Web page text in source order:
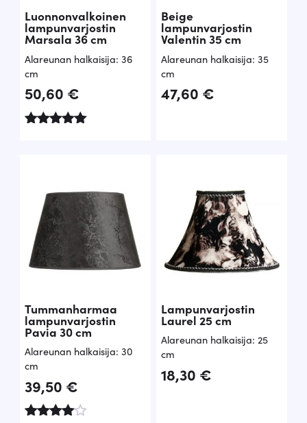
Luonnonvalkoinen
lampunvarjostin
Marsala 36 cm
Alareunan halkaisija: 36
cm
50,60 €
Beige
lampunvarjostin
Valentin 35 cm
Alareunan halkaisija: 35
cm
47,60 €
Tummanharmaa
lampunvarjostin
Pavia 30 cm
Alareunan halkaisija: 30
cm
39,50 €
Lampunvarjostin
Laurel 25 cm
Alareunan halkaisija: 25
cm
18,30 €